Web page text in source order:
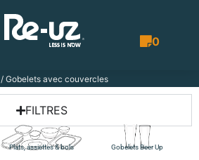
0
Bon de
/ Gobelets avec couvercles
FILTRES
Plats, assiettes & bols Gobelets Beer Up